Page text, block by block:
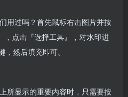
用过吗？首先鼠标右击图片并按
，点击『选择工具』，对水印进
然后填充即可。
所显示的重要内容时，只需要按